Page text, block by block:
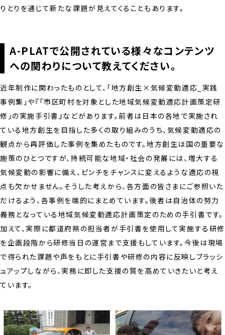
りとりを通じて新たな課題が見えてくることもあります。
A-PLATで公開されている様々なコンテンツ
への関わりについて教えてください。
近年制作に関わったものとして、「地方創生×気候変動適応_実践
事例集」や『「市区町村を対象とした地域気候変動適応計画策定研
修」の実施手引書』などがあります。前者は日本の各地で実施され
ている地方創生を目指した多くの取り組みのうち、気候変動適応の
観点から再評価した事例を集めたものです。地方創生は国の重要な
施策のひとつですが、持続可能な地域・社会の発展には、増大する
気候変動の影響に備え、ピンチをチャンスに変えるような適応の視
点も欠かせません。そうした考えから、各方面の皆さまにご参照いた
だけるよう、各事例を端的にまとめています。後者は自治体の努力
義務となっている地域気候変動適応計画策定のための手引書です。
加えて、実際に都道府県の担当者が手引書を使用して実施する研修
を企画段階から研修当日の運営まで支援もしています。今後は現場
で得られた課題や声をもとに手引書や研修の内容に反映しブラッシ
ュアップしながら、実務に即した支援の質を高めていきたいと考え
ています。